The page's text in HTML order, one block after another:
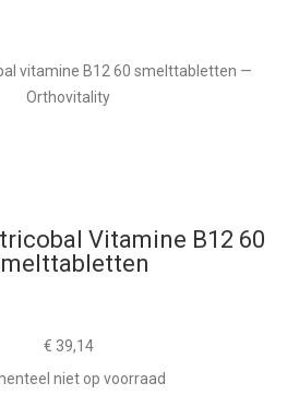
Vitamine B12 60
€ 39,14
niet op voorraad